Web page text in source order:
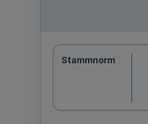
Stammnorm